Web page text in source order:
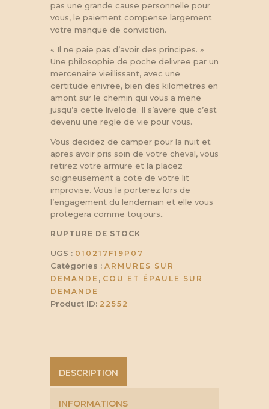
pas une grande cause personnelle pour
vous, le paiement compense largement
votre manque de conviction.
« Il ne paie pas d’avoir des principes. »
Une philosophie de poche delivree par un
mercenaire vieillissant, avec une
certitude enivree, bien des kilometres en
amont sur le chemin qui vous a mene
jusqu’a cette livelode. Il s’avere que c’est
devenu une regle de vie pour vous.
Vous decidez de camper pour la nuit et
apres avoir pris soin de votre cheval, vous
retirez votre armure et la placez
soigneusement a cote de votre lit
improvise. Vous la porterez lors de
l’engagement du lendemain et elle vous
protegera comme toujours..
RUPTURE DE STOCK
UGS : 010217F19P07
Catégories : ARMURES SUR
DEMANDE , COU ET ÉPAULE SUR
DEMANDE
Product ID: 22552
DESCRIPTION
INFORMATIONS